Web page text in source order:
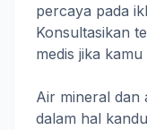
percaya pada
Konsultasikan
medis jika kamu
Air mineral dan
dalam hal